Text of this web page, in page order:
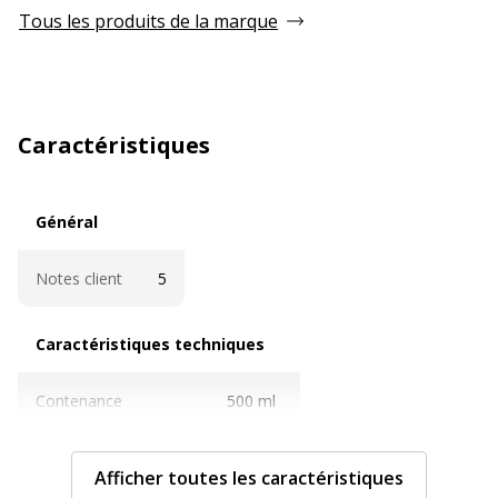
Tous les produits de la marque
Caractéristiques
Général
Notes client 5
Caractéristiques techniques
Contenance 500 ml
Produit Professionnel Oui
Afficher toutes les caractéristiques